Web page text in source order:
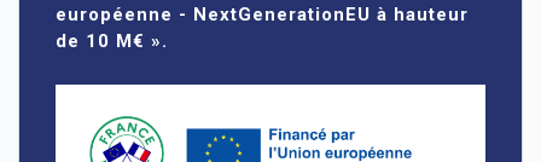
européenne - NextGenerationEU à hauteur
de 10 M€ ».